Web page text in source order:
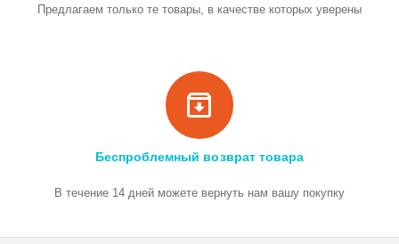
Предлагаем только те товары, в качестве которых уверены
Беспроблемный возврат товара
В течение 14 дней можете вернуть нам вашу покупку